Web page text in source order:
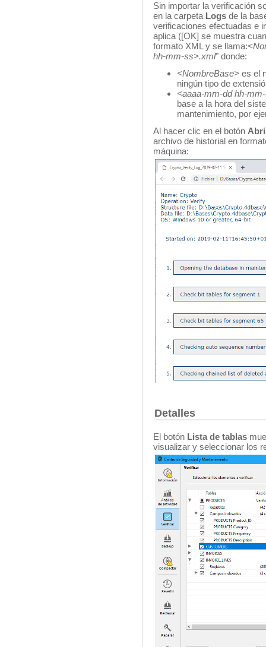
Sin importar la verificación
en la carpeta Logs de la
verificaciones efectuadas e
aplica ([OK] se muestra
formato XML y se llama:<
hh-mm-ss>.xml" donde:
<NombreBase> es el
ningún tipo de
<aaaa-mm-dd hh-
base a la hora del
mantenimiento, por
Al hacer clic en el botón
archivo de historial en
máquina:
Detalles
El botón Lista de tablas
visualizar y seleccionar los